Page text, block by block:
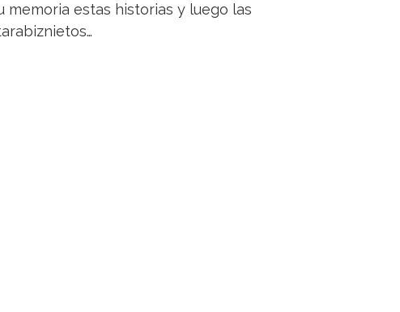
memoria estas historias y luego las